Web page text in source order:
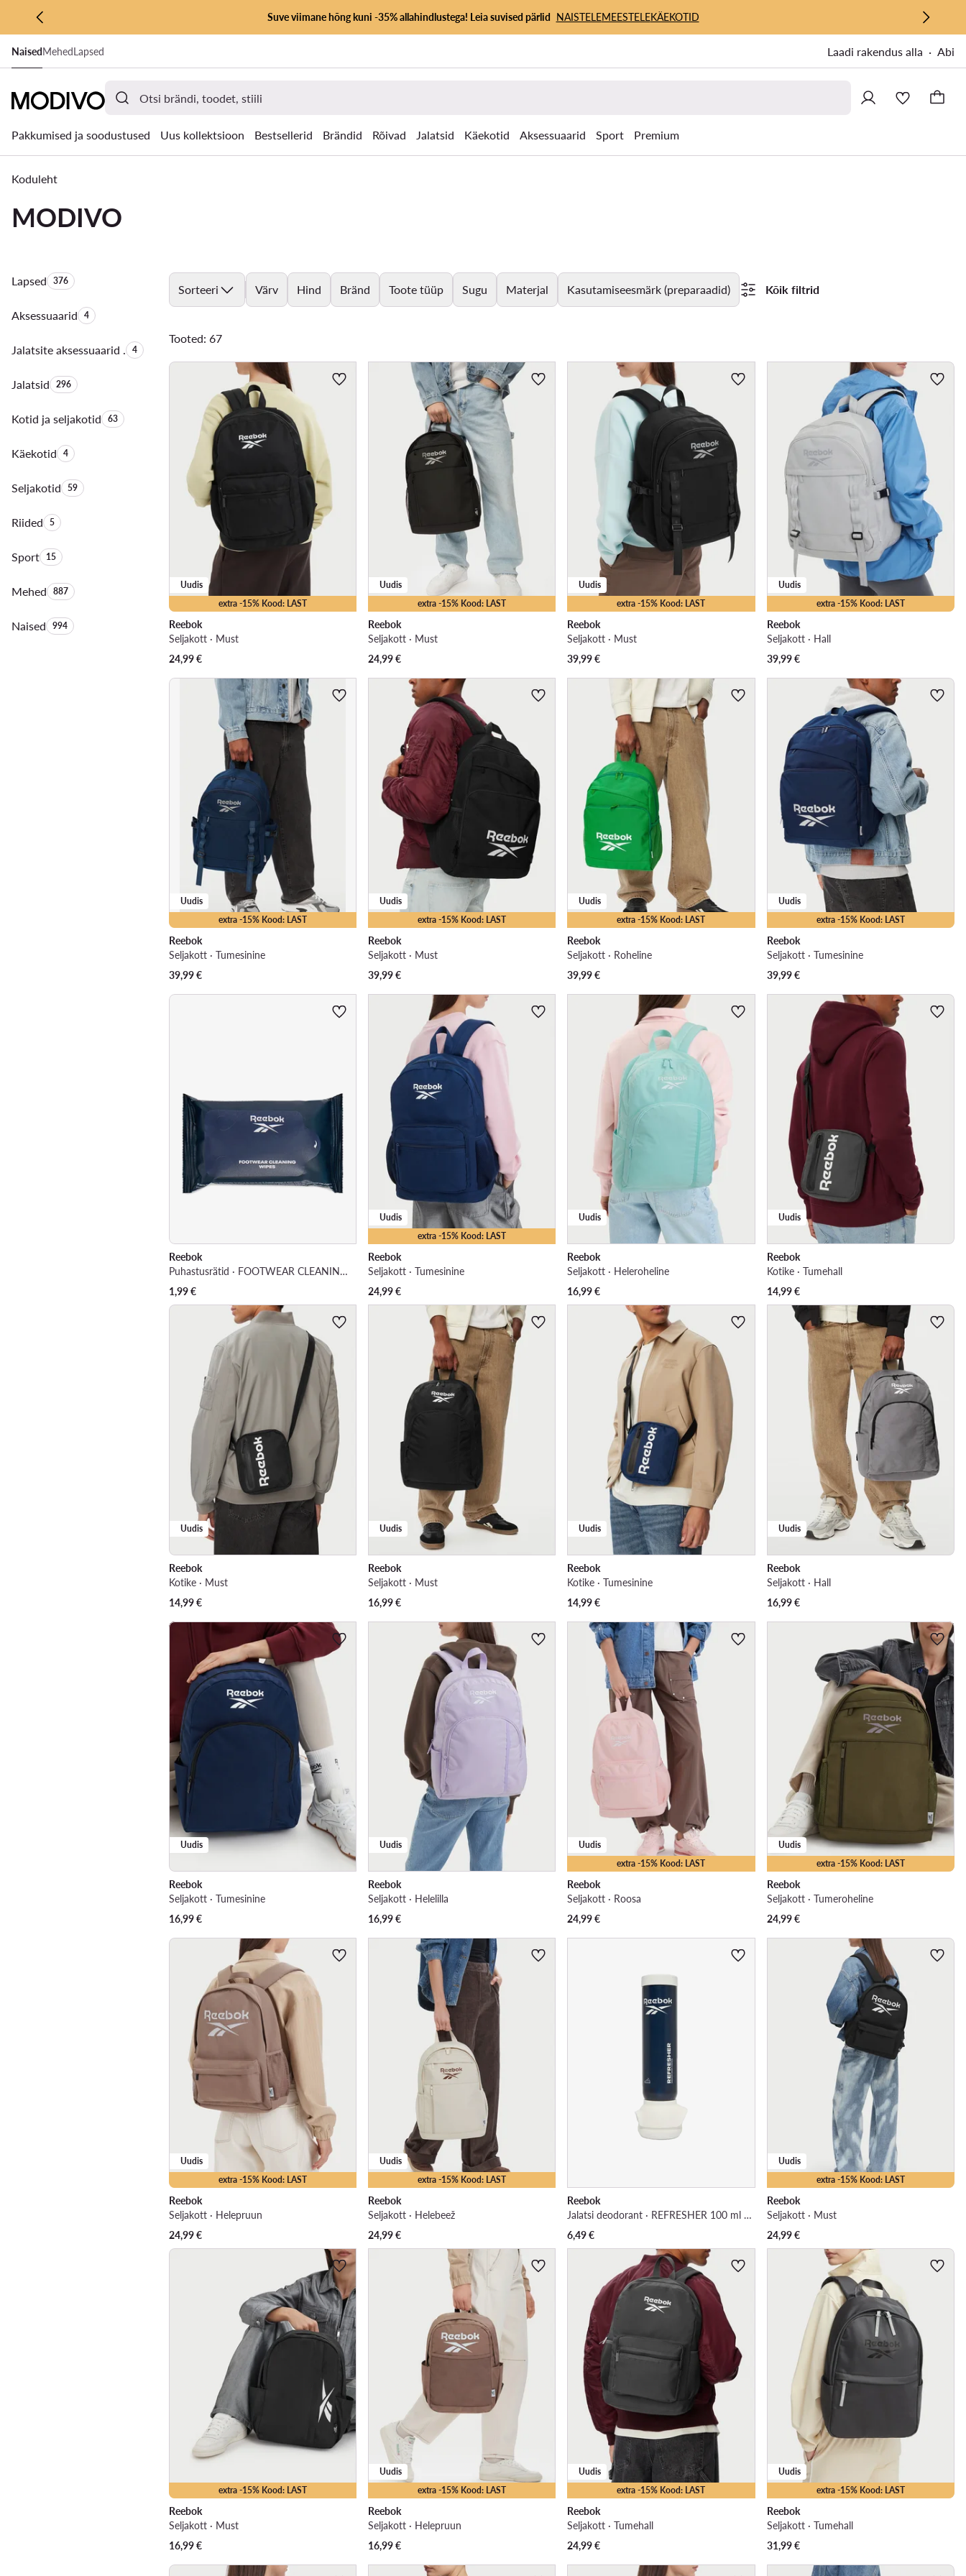
LIIGU PÕHISISU JUURDE
MINE OTSINGUSSE
Suve viimane hõng kuni -35% allahindlustega! Leia suvised pärlid NAISTELEMEESTELEKÄEKOTID
NaisedMehedLapsed Laadi rakendus alla Abi
Pakkumised ja soodustused Uus kollektsioon Bestsellerid Brändid Rõivad Jalatsid Käekotid Aksessuaarid Sport Premium
Koduleht
MODIVO
LapsedToodete arv:
376
AksessuaaridToodete arv:
4
Jalatsite aksessuaarid .Toodete arv:
4
JalatsidToodete arv:
296
Kotid ja seljakotidToodete arv:
63
KäekotidToodete arv:
4
SeljakotidToodete arv:
59
RiidedToodete arv:
5
SportToodete arv:
15
MehedToodete arv:
887
NaisedToodete arv:
994
Sorteeri Värv Hind Bränd Toote tüüp Sugu Materjal Kasutamiseesmärk (preparaadid) Kõik filtrid
Tooted: 67
extra -15% Kood: LAST
Uudis
Reebok
Seljakott · Must
24,99€
extra -15% Kood: LAST
Uudis
Reebok
Seljakott · Must
24,99€
extra -15% Kood: LAST
Uudis
Reebok
Seljakott · Must
39,99€
extra -15% Kood: LAST
Uudis
Reebok
Seljakott · Hall
39,99€
extra -15% Kood: LAST
Uudis
Reebok
Seljakott · Tumesinine
39,99€
extra -15% Kood: LAST
Uudis
Reebok
Seljakott · Must
39,99€
extra -15% Kood: LAST
Uudis
Reebok
Seljakott · Roheline
39,99€
extra -15% Kood: LAST
Uudis
Reebok
Seljakott · Tumesinine
39,99€
Reebok
Puhastusrätid · FOOTWEAR CLEANING WIPES 15 pcs
1,99€
extra -15% Kood: LAST
Uudis
Reebok
Seljakott · Tumesinine
24,99€
Uudis
Reebok
Seljakott · Heleroheline
16,99€
Uudis
Reebok
Kotike · Tumehall
14,99€
Uudis
Reebok
Kotike · Must
14,99€
Uudis
Reebok
Seljakott · Must
16,99€
Uudis
Reebok
Kotike · Tumesinine
14,99€
Uudis
Reebok
Seljakott · Hall
16,99€
Uudis
Reebok
Seljakott · Tumesinine
16,99€
Uudis
Reebok
Seljakott · Helelilla
16,99€
extra -15% Kood: LAST
Uudis
Reebok
Seljakott · Roosa
24,99€
extra -15% Kood: LAST
Uudis
Reebok
Seljakott · Tumeroheline
24,99€
extra -15% Kood: LAST
Uudis
Reebok
Seljakott · Helepruun
24,99€
extra -15% Kood: LAST
Uudis
Reebok
Seljakott · Helebeež
24,99€
Reebok
Jalatsi deodorant · REFRESHER 100 ml v.AZ
6,49€
extra -15% Kood: LAST
Uudis
Reebok
Seljakott · Must
24,99€
extra -15% Kood: LAST
Reebok
Seljakott · Must
16,99€
extra -15% Kood: LAST
Uudis
Reebok
Seljakott · Helepruun
16,99€
extra -15% Kood: LAST
Uudis
Reebok
Seljakott · Tumehall
24,99€
extra -15% Kood: LAST
Uudis
Reebok
Seljakott · Tumehall
31,99€